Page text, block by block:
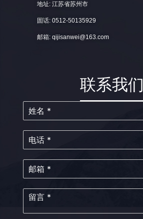
地址: 江苏省苏州市
固话: 0512-50135929
邮箱: qijisanwei@163.com
联系我们